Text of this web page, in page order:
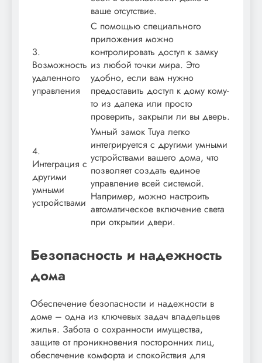
ваше отсутствие.
3.
Возможность
удаленного
управления
С помощью специального
приложения можно
контролировать доступ к замку
из любой точки мира. Это
удобно, если вам нужно
предоставить доступ к дому кому-
то из далека или просто
проверить, закрыли ли вы дверь.
4.
Интеграция с
другими
умными
устройствами
Умный замок Tuya легко
интегрируется с другими умными
устройствами вашего дома, что
позволяет создать единое
управление всей системой.
Например, можно настроить
автоматическое включение света
при открытии двери.
Безопасность и надежность
дома
Обеспечение безопасности и надежности в
доме – одна из ключевых задач владельцев
жилья. Забота о сохранности имущества,
защите от проникновения посторонних лиц,
обеспечение комфорта и спокойствия для